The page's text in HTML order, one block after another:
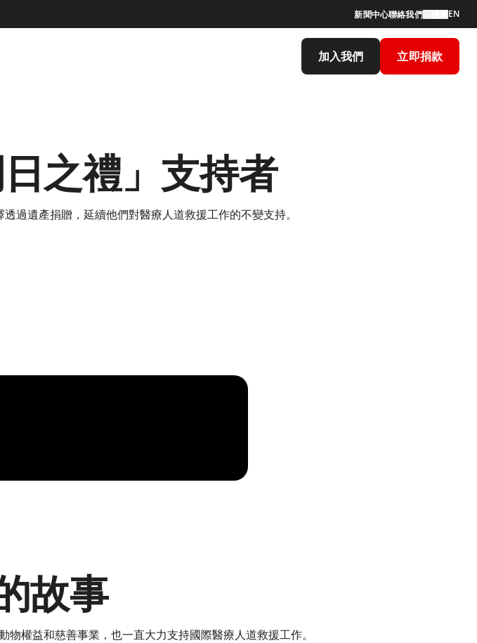
新聞中心聯絡我們 EN
加入我們 立即捐款
之禮」支持者
過遺產捐贈，延續他們對醫療人道救援工作的不變支持。
故事
權益和慈善事業，也一直大力支持國際醫療人道救援工作。